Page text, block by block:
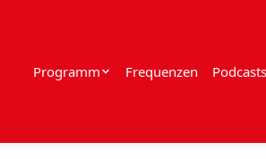
Programm Frequenzen Podcasts